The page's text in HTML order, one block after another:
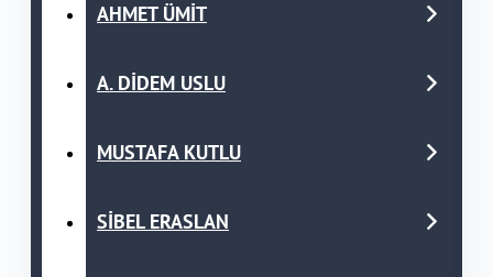
AHMET ÜMİT
A. DİDEM USLU
MUSTAFA KUTLU
SİBEL ERASLAN